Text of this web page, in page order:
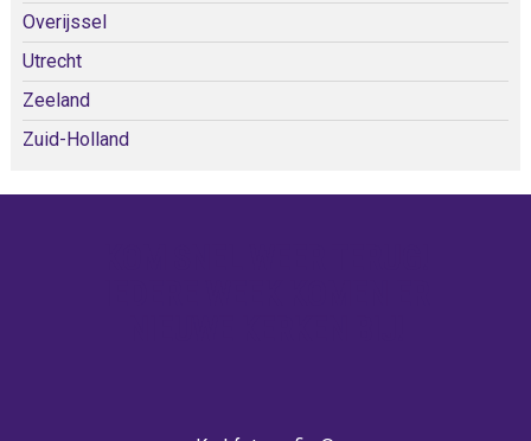
Overijssel
Utrecht
Zeeland
Zuid-Holland